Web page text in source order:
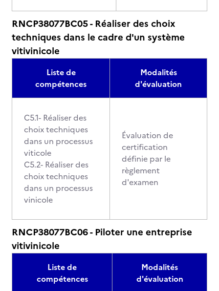
RNCP38077BC05 - Réaliser des choix
techniques dans le cadre d'un système
vitivinicole
Liste de
compétences
Modalités
d'évaluation
C5.1- Réaliser des
choix techniques
dans un processus
viticole
C5.2- Réaliser des
choix techniques
dans un processus
vinicole
Évaluation de
certification
définie par le
règlement
d'examen
RNCP38077BC06 - Piloter une entreprise
vitivinicole
Liste de
compétences
Modalités
d'évaluation